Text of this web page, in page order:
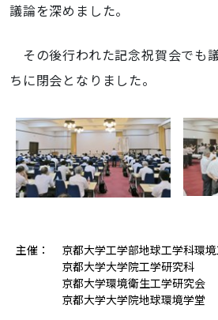
議論を深めました。
その後行われた記念祝賀会でも
ちに閉会となりました。
主催：
京都大学工学部地球工学科環
京都大学大学院工学研究科
京都大学環境衛生工学研究会
京都大学大学院地球環境学堂